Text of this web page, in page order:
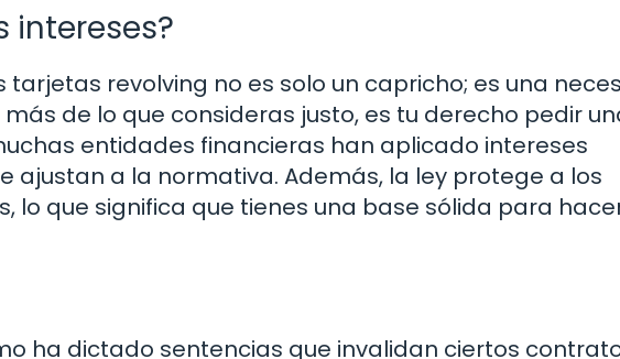
intereses?
tarjetas revolving no es solo un capricho; es una
de lo que consideras justo, es tu derecho pedir
entidades financieras han aplicado intereses
ajustan a la normativa. Además, la ley protege a los
lo que significa que tienes una base sólida para
ha dictado sentencias que invalidan ciertos